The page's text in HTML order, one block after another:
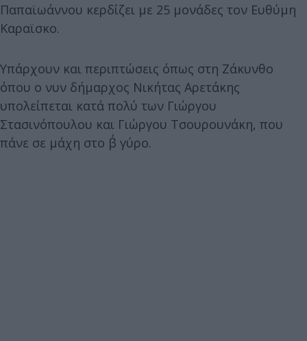
Παπαϊωάννου κερδίζει με 25 μονάδες τον Ευθύμη
Καραϊσκο.
Υπάρχουν και περιπτώσεις όπως στη Ζάκυνθο
όπου ο νυν δήμαρχος Νικήτας Αρετάκης
υπολείπεται κατά πολύ των Γιώργου
Στασινόπουλου και Γιώργου Τσουρουνάκη, που
πάνε σε μάχη στο β΄ γύρο.